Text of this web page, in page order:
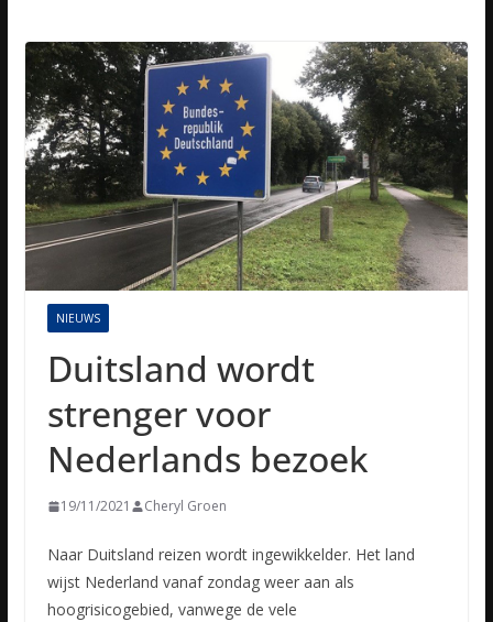
NIEUWS
Duitsland wordt
strenger voor
Nederlands bezoek
19/11/2021 Cheryl Groen
Naar Duitsland reizen wordt ingewikkelder. Het land
wijst Nederland vanaf zondag weer aan als
hoogrisicogebied, vanwege de vele